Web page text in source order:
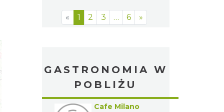
« 1 2 3 … 6 »
GASTRONOMIA W
POBLIŻU
Cafe Milano